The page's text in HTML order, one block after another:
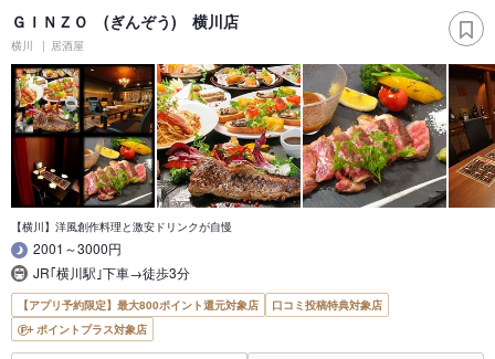
ＧＩＮＺＯ (ぎんぞう) 横川店
横川 居酒屋
【横川】洋風創作料理と激安ドリンクが自慢
2001～3000円
JR｢横川駅｣下車→徒歩3分
【アプリ予約限定】最大800ポイント還元対象店
口コミ投稿特典対象店
ポイントプラス対象店